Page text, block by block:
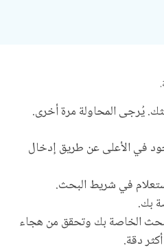
يُرجى المحاولة مرة أخرى.
في الأعلى عن طريق إدخال
في شريط البحث.
بك.
الخاصة بك وتحقق من هجاء
دقة.